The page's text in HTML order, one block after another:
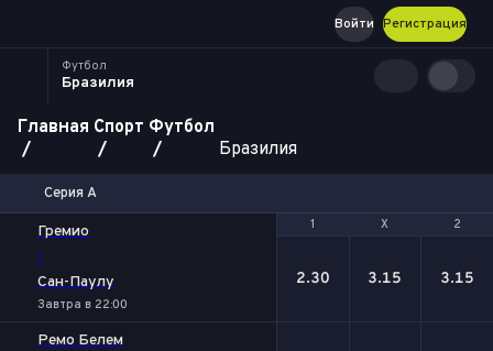
Регистрация
Войти
Футбол
Бразилия
Главная Спорт Футбол
Бразилия
Серия А
1 Х 2
Гремио
-
Сан-Паулу
Завтра в 22:00
1 Х 2
2.30 3.15 3.15
Ремо Белем